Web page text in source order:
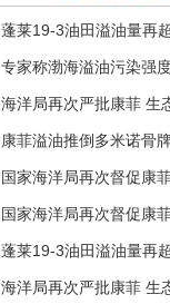
蓬莱19-3油田溢油量再
专家称渤海溢油污染强
海洋局再次严批康菲 生
康菲溢油推倒多米诺骨
国家海洋局再次督促康
国家海洋局再次督促康
蓬莱19-3油田溢油量再
海洋局再次严批康菲 生